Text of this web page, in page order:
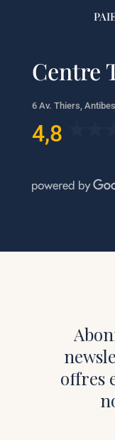
Centre
6 Av. Thiers, Antibes
4,8
offres